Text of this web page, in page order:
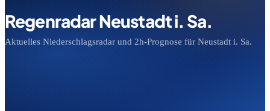
Regenradar Neustadt i. Sa.
Aktuelles Niederschlagsradar und 2h-Prognose für Neustadt i. Sa.